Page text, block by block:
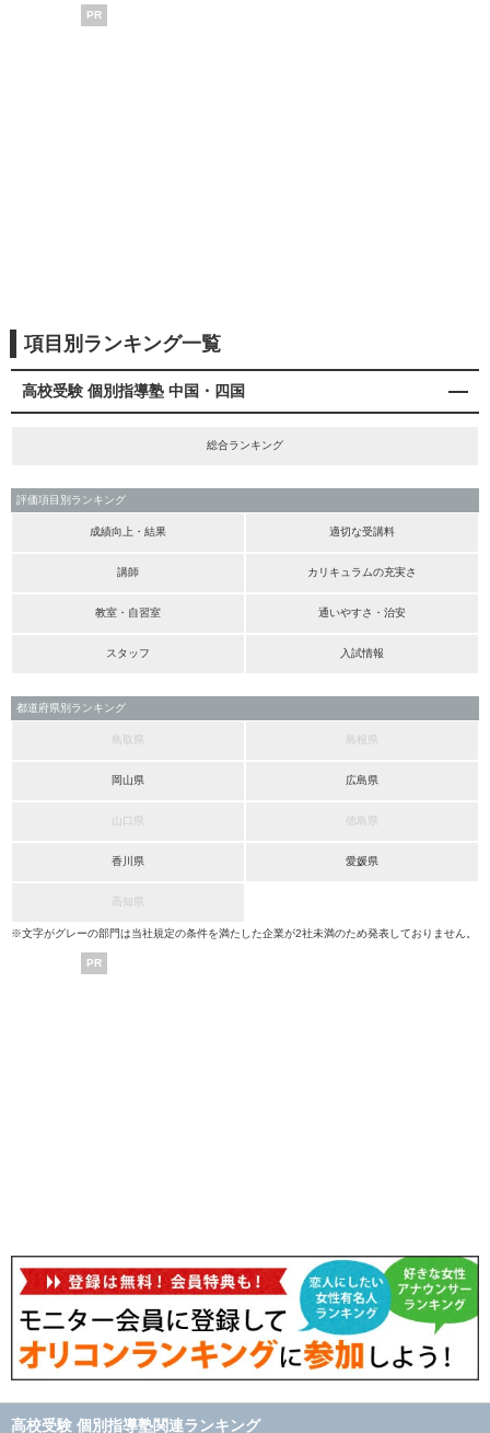
PR
項目別ランキング一覧
高校受験 個別指導塾 中国・四国
総合ランキング
評価項目別ランキング
成績向上・結果 適切な受講料
講師 カリキュラムの充実さ
教室・自習室 通いやすさ・治安
スタッフ 入試情報
都道府県別ランキング
鳥取県 島根県
岡山県 広島県
山口県 徳島県
香川県 愛媛県
高知県
※文字がグレーの部門は当社規定の条件を満たした企業が2社未満のため発表しておりません。
PR
高校受験 個別指導塾関連ランキング